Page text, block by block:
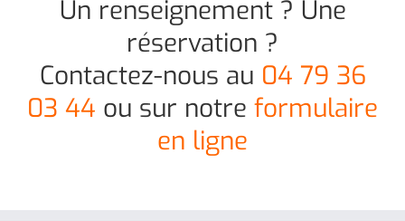
Un renseignement ? Une
réservation ?
Contactez-nous au 04 79 36
03 44 ou sur notre formulaire
en ligne